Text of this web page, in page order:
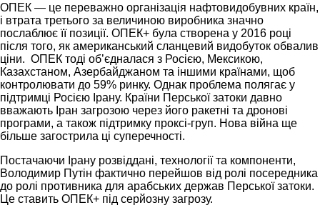
ОПЕК — це переважно організація нафтовидобувних країн,
і втрата третього за величиною виробника значно
послаблює її позиції. ОПЕК+ була створена у 2016 році
після того, як американський сланцевий видобуток обвалив
ціни. ОПЕК тоді об’єдналася з Росією, Мексикою,
Казахстаном, Азербайджаном та іншими країнами, щоб
контролювати до 59% ринку. Однак проблема полягає у
підтримці Росією Ірану. Країни Перської затоки давно
вважають Іран загрозою через його ракетні та дронові
програми, а також підтримку проксі-груп. Нова війна ще
більше загострила ці суперечності.
Постачаючи Ірану розвіддані, технології та компоненти,
Володимир Путін фактично перейшов від ролі посередника
до ролі противника для арабських держав Перської затоки.
Це ставить ОПЕК+ під серйозну загрозу.